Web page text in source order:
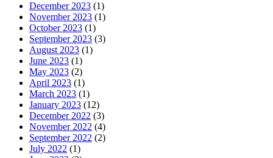
December 2023 (1)
November 2023 (1)
October 2023 (1)
September 2023 (3)
August 2023 (1)
June 2023 (1)
May 2023 (2)
April 2023 (1)
March 2023 (1)
January 2023 (12)
December 2022 (3)
November 2022 (4)
September 2022 (2)
July 2022 (1)